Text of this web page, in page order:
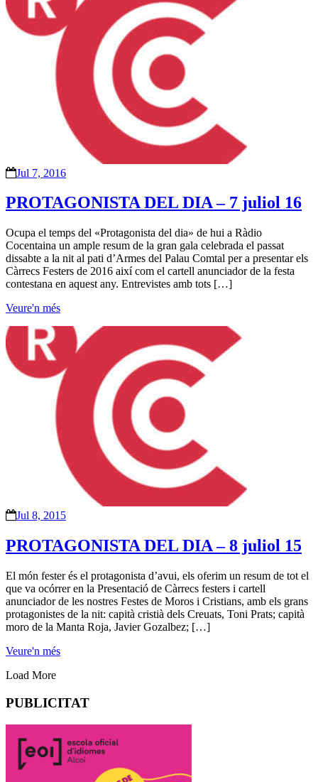
Jul 7, 2016
PROTAGONISTA DEL DIA – 7 juliol 16
Ocupa el temps del «Protagonista del dia» de hui a Ràdio
Cocentaina un ample resum de la gran gala celebrada el passat
dissabte a la nit al pati d’Armes del Palau Comtal per a presentar els
Càrrecs Festers de 2016 així com el cartell anunciador de la festa
contestana en aquest any. Entrevistes amb tots […]
Veure'n més
Jul 8, 2015
PROTAGONISTA DEL DIA – 8 juliol 15
El món fester és el protagonista d’avui, els oferim un resum de tot el
que va ocórrer en la Presentació de Càrrecs festers i cartell
anunciador de les nostres Festes de Moros i Cristians, amb els grans
protagonistes de la nit: capità cristià dels Creuats, Toni Prats; capità
moro de la Manta Roja, Javier Gozalbez; […]
Veure'n més
Load More
PUBLICITAT